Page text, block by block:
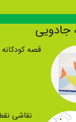
جادویی
قصه
نقاشی